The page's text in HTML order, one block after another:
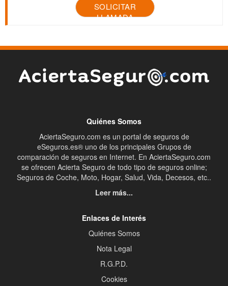
SOLICITAR
LLAMADA
Quiénes Somos
AciertaSeguro.com es un portal de seguros de
eSeguros.es® uno de los principales Grupos de
comparación de seguros en Internet. En AciertaSeguro.com
se ofrecen Acierta Seguro de todo tipo de seguros online;
Seguros de Coche, Moto, Hogar, Salud, Vida, Decesos, etc..
Leer más...
Enlaces de Interés
Quiénes Somos
Nota Legal
R.G.P.D.
Cookies